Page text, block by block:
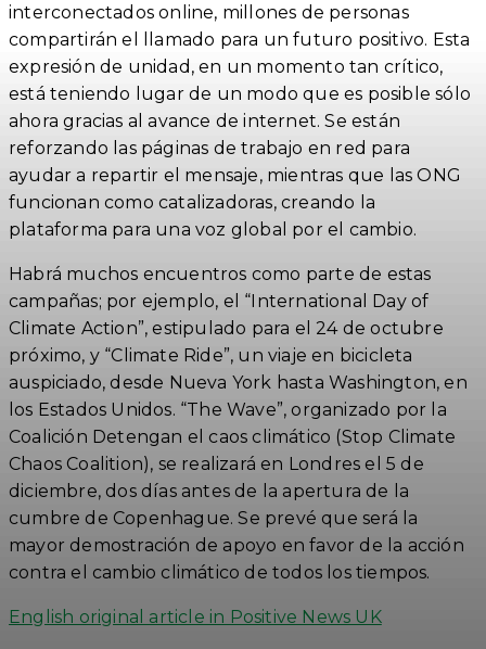
interconectados online, millones de personas
compartirán el llamado para un futuro positivo. Esta
expresión de unidad, en un momento tan crítico,
está teniendo lugar de un modo que es posible sólo
ahora gracias al avance de internet. Se están
reforzando las páginas de trabajo en red para
ayudar a repartir el mensaje, mientras que las ONG
funcionan como catalizadoras, creando la
plataforma para una voz global por el cambio.
Habrá muchos encuentros como parte de estas
campañas; por ejemplo, el “International Day of
Climate Action”, estipulado para el 24 de octubre
próximo, y “Climate Ride”, un viaje en bicicleta
auspiciado, desde Nueva York hasta Washington, en
los Estados Unidos. “The Wave”, organizado por la
Coalición Detengan el caos climático (Stop Climate
Chaos Coalition), se realizará en Londres el 5 de
diciembre, dos días antes de la apertura de la
cumbre de Copenhague. Se prevé que será la
mayor demostración de apoyo en favor de la acción
contra el cambio climático de todos los tiempos.
English original article in Positive News UK